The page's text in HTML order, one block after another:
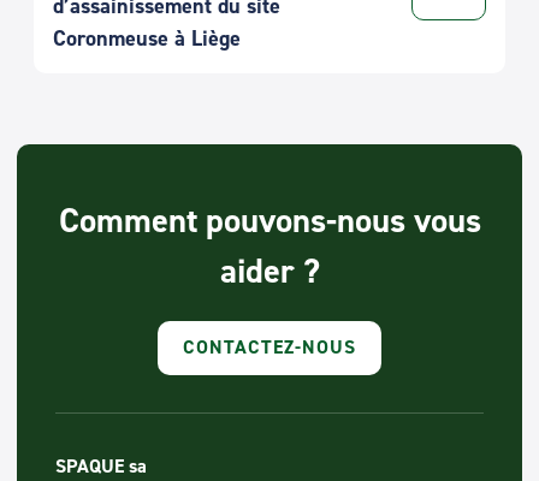
Coronmeuse à Liège
Comment pouvons-nous vous
aider ?
CONTACTEZ-NOUS
SPAQUE sa